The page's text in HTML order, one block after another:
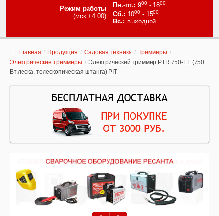
Режим работы
(мск +4:00)
900- 1800
1000- 1500
выходной
Главная / Продукция / Садовая техника / Триммеры /
Электрические триммеры / Электрический триммер PTR 750-EL (750
Вт,леска, телескопическая штанга) PIT